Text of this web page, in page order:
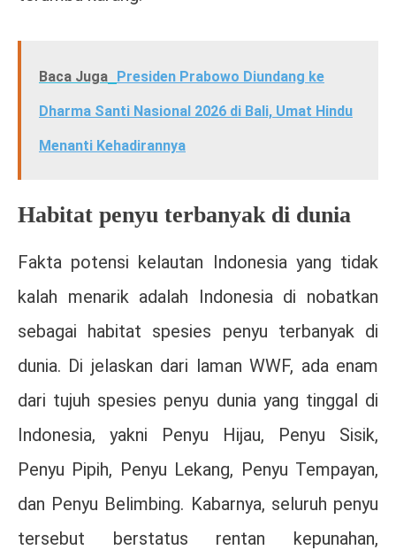
Baca Juga Presiden Prabowo Diundang ke
Dharma Santi Nasional 2026 di Bali, Umat Hindu
Menanti Kehadirannya
Habitat penyu terbanyak di dunia
Fakta potensi kelautan Indonesia yang tidak
kalah menarik adalah Indonesia di nobatkan
sebagai habitat spesies penyu terbanyak di
dunia. Di jelaskan dari laman WWF, ada enam
dari tujuh spesies penyu dunia yang tinggal di
Indonesia, yakni Penyu Hijau, Penyu Sisik,
Penyu Pipih, Penyu Lekang, Penyu Tempayan,
dan Penyu Belimbing. Kabarnya, seluruh penyu
tersebut berstatus rentan kepunahan,